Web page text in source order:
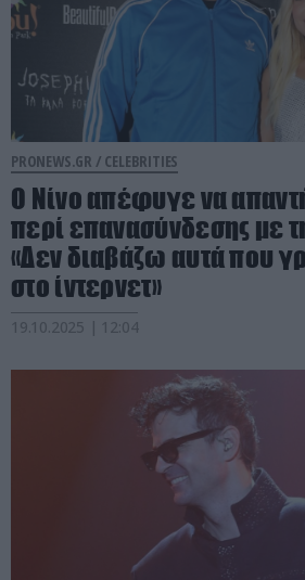
PRONEWS.GR / CELEBRITIES
Ο Νίνο απέφυγε να
περί επανασύνδεσης με
«Δεν διαβάζω αυτά που
στο ίντερνετ»
19.10.2025 | 12:04